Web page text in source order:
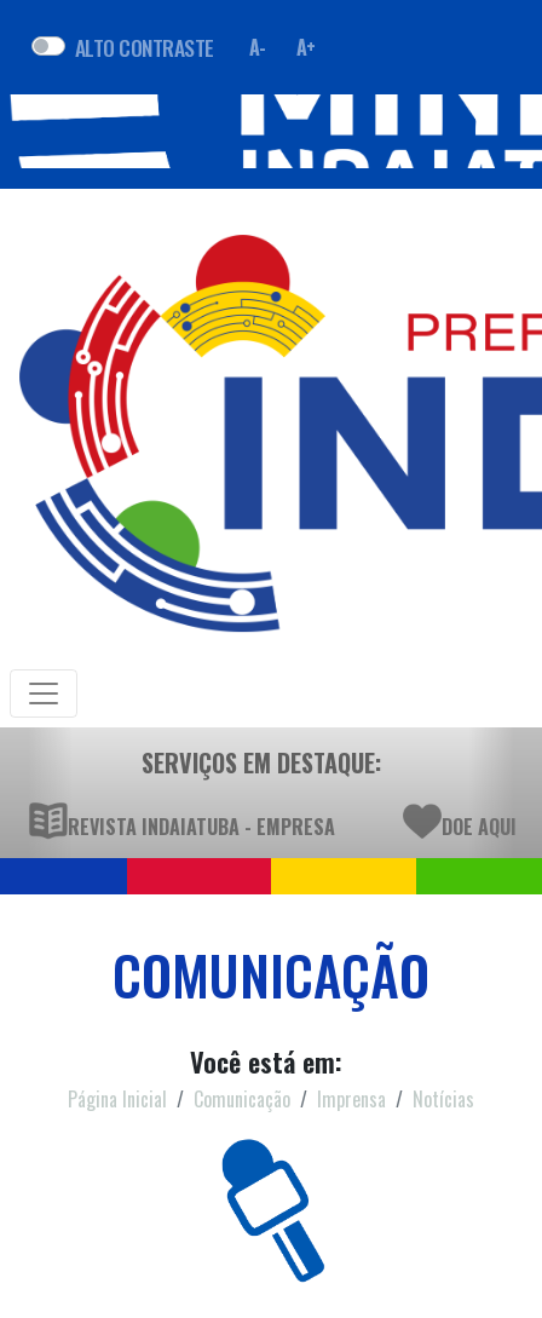
ALTO CONTRASTE A- A+
SERVIÇOS EM DESTAQUE:
REVISTA INDAIATUBA - EMPRESA DOE AQUI
COMUNICAÇÃO
Você está em:
Página Inicial Comunicação Imprensa Notícias